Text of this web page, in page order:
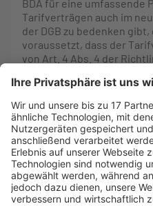
BDA für eine umfassende
Tarifverträgen auch im
der DGB zu bedenken
voraussetzt, dass der
von Art. 4 Abs. 4 der
tarifanwendenden
wird nach den üblichen
mit jedem
Tarifbindung fördern zu
Gleichstellung ablehnen.
Wenn man von einer
tarifvertraglicher Regeln
Rolle, auf welcher
werden.